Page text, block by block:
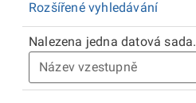
Rozšířené vyhledávání
Nalezena jedna datová sada.